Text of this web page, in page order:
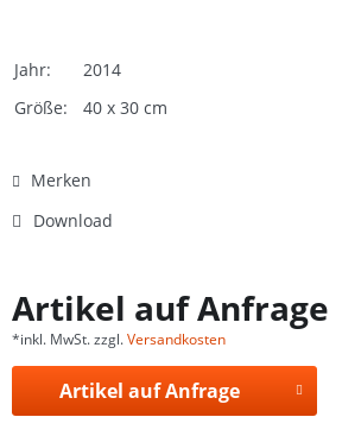
Jahr:
2014
Größe:
40 x 30 cm
Merken
Download
Artikel auf Anfrage
*inkl. MwSt. zzgl.Versandkosten
Artikel auf Anfrage